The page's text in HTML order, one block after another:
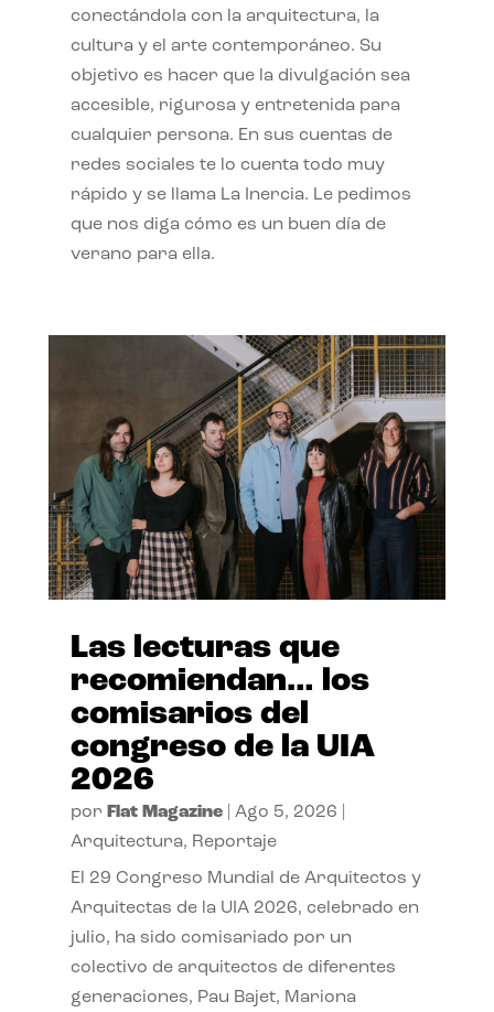
conectándola con la arquitectura, la
cultura y el arte contemporáneo. Su
objetivo es hacer que la divulgación sea
accesible, rigurosa y entretenida para
cualquier persona. En sus cuentas de
redes sociales te lo cuenta todo muy
rápido y se llama La Inercia. Le pedimos
que nos diga cómo es un buen día de
verano para ella.
Las lecturas que
recomiendan… los
comisarios del
congreso de la UIA
2026
por Flat Magazine| Ago 5, 2026
Arquitectura, Reportaje
El 29 Congreso Mundial de Arquitectos y
Arquitectas de la UIA 2026, celebrado en
julio, ha sido comisariado por un
colectivo de arquitectos de diferentes
generaciones, Pau Bajet, Mariona